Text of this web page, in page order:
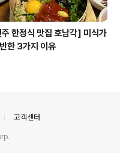
한정식 맛집 호남각] 미식가
한 3가지 이유
고객센터